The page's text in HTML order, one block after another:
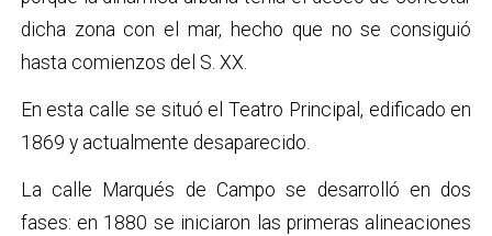
dicha zona con el mar, hecho que no se consiguió
hasta comienzos del S. XX.
En esta calle se situó el Teatro Principal, edificado en
1869 y actualmente desaparecido.
La calle Marqués de Campo se desarrolló en dos
fases: en 1880 se iniciaron las primeras alineaciones